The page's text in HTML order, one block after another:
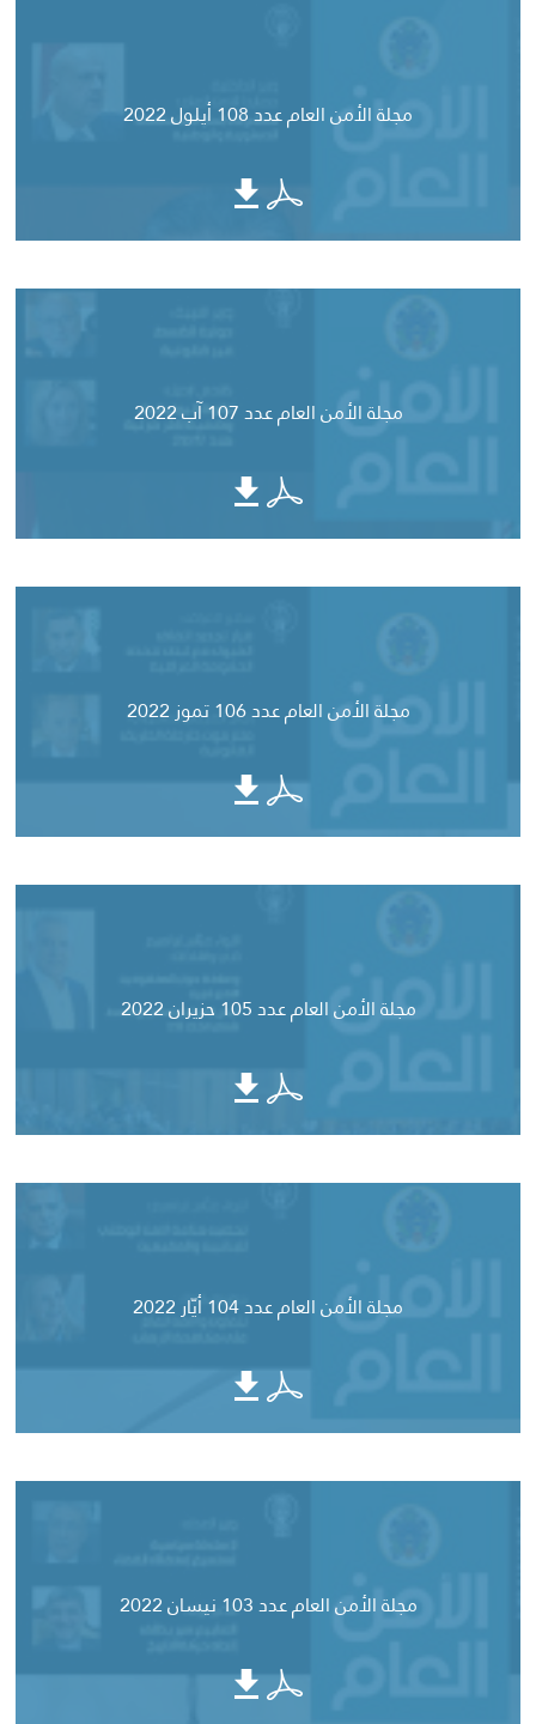
مجلة الأمن العام عدد 108 أيلول 2022
مجلة الأمن العام عدد 107 آب 2022
مجلة الأمن العام عدد 106 تموز 2022
مجلة الأمن العام عدد 105 حزيران 2022
مجلة الأمن العام عدد 104 أيّار 2022
مجلة الأمن العام عدد 103 نيسان 2022